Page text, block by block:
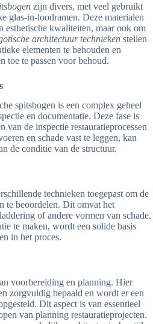
zijn divers, met veel gebruikt
glas-in-loodramen. Deze materialen
esthetische kwaliteiten, maar ook om
architectuur technieken stellen
elementen te behouden en
toe te passen voor behoud.
spitsbogen is een complex geheel
en documentatie. Deze fase is
van de inspectie restauratieprocessen
en schade vast te leggen, kan
de conditie van de structuur.
technieken toegepast om de
te beoordelen. Dit omvat het
of andere vormen van schade.
te maken, wordt een solide basis
in het proces.
voorbereiding en planning. Hier
zorgvuldig bepaald en wordt er een
Dit aspect is van essentieel
van planning restauratieprojecten.